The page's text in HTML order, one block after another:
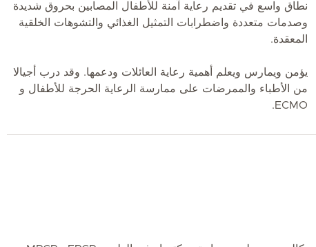
نطاق واسع في تقديم رعاية آمنة للأطفال المصابين بحروق شديدة
وصدمات متعددة واضطرابات التمثيل الغذائي والتشوهات الخلقية
المعقدة.
يؤمن ويمارس ويعلم أهمية رعاية العائلات ودعمها. وقد درب أجيالا
من الأطباء والممرضات على ممارسة الرعاية الحرجة للأطفال و
ECMO.